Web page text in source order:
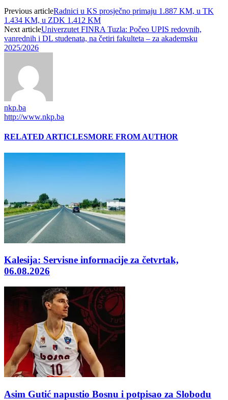
Previous articleRadnici u KS prosječno primaju 1.887 KM, u TK
1.434 KM, u ZDK 1.412 KM
Next articleUniverzutet FINRA Tuzla: Počeo UPIS redovnih,
vanrednih i DL studenata, na četiri fakulteta – za akademsku
2025/2026
nkp.ba
http://www.nkp.ba
RELATED ARTICLESMORE FROM AUTHOR
Kalesija: Servisne informacije za četvrtak,
06.08.2026
Asim Gutić napustio Bosnu i potpisao za Slobodu